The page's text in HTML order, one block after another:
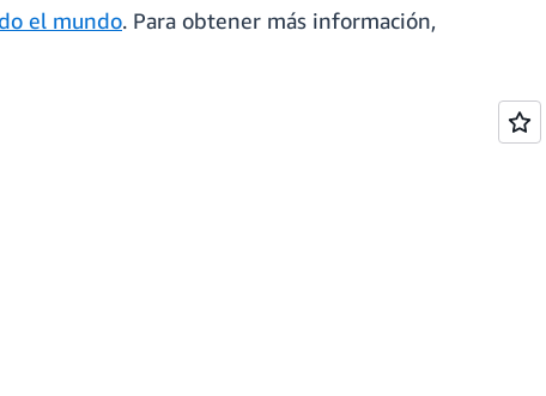
el mundo. Para obtener más información,